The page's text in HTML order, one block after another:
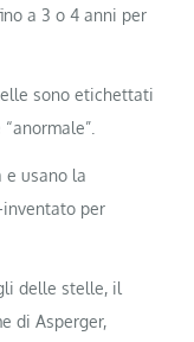
a 3 o 4 anni per
sono etichettati
e usano la
per
delle stelle, il
di Asperger,